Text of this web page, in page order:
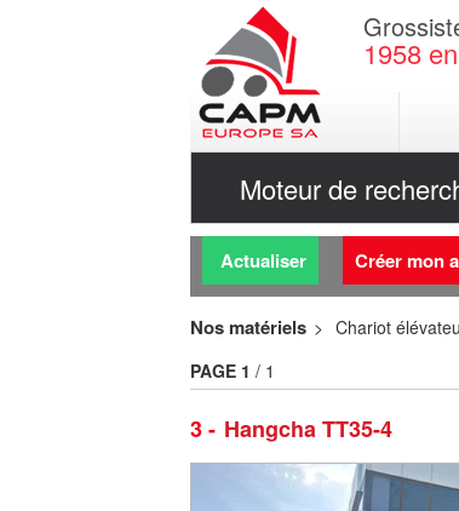
1958
Moteur de
Actualiser Créer mon
Nos matériels Chariot
3 Hangcha TT35-4
PAGE 1 / 1